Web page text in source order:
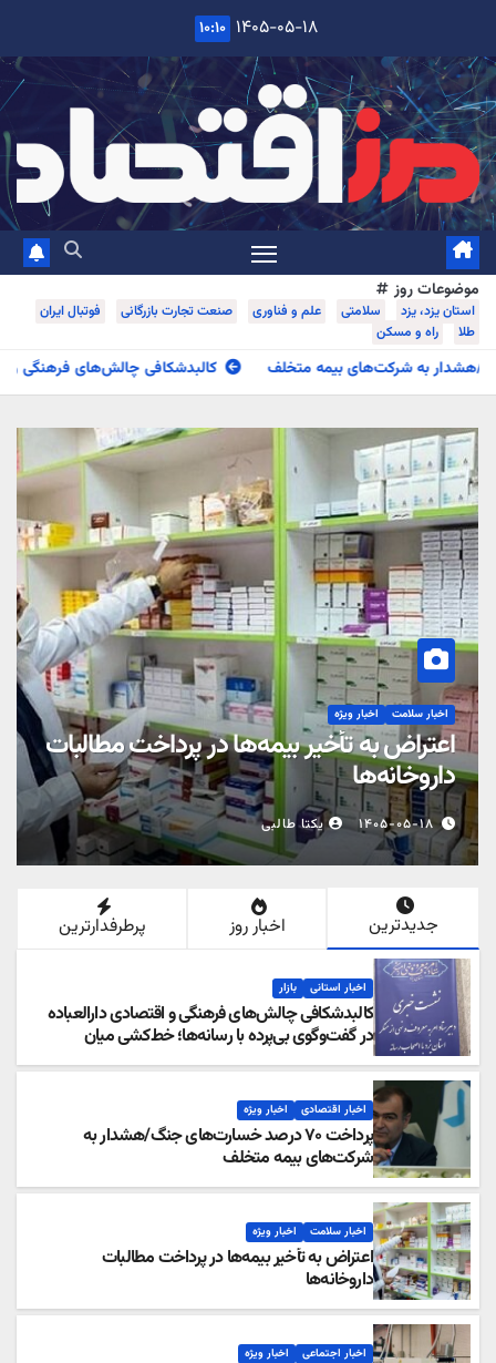
۱۴۰۵-۰۵-۱۸ ۱۰:۱۰
روز
یزد، یزد سلامتی علم و فناوری صنعت تجارت بازرگانی
فوتبال ایران
راه و مسکن
کالبدشکافی چالش‌های فرهنگی و اقتصادی دارالعباده در
اخبار سلامت اخبار ویژه
اعتراض به تأخیر بیمه‌ها در
داروخانه‌ها
۱۴۰۵-۰۵-۱۸ یکتا طالبی
اطلاع
جدیدترین اخبار روز پرطرفدارترین
اخبار استانی بازار
کالبدشکافی چالش‌های فرهنگی و اقتصادی دارالعباده
در گفت‌وگوی بی‌پرده با رسانه‌ها؛ خط‌کشی میان
قانون‌گرایی و برخورد سلیقه‌ای؛ تبیین کارکرد ستاد امر به
معروف یزد در ترازوی مطالبات اقتصادی و اجتماعی
اخبار اقتصادی اخبار ویژه
پرداخت ۷۰ درصد خسارت‌های جنگ/هشدار به
شرکت‌های بیمه متخلف
اخبار سلامت اخبار ویژه
اعتراض به تأخیر بیمه‌ها در پرداخت مطالبات
داروخانه‌ها
اخبار اجتماعی اخبار ویژه